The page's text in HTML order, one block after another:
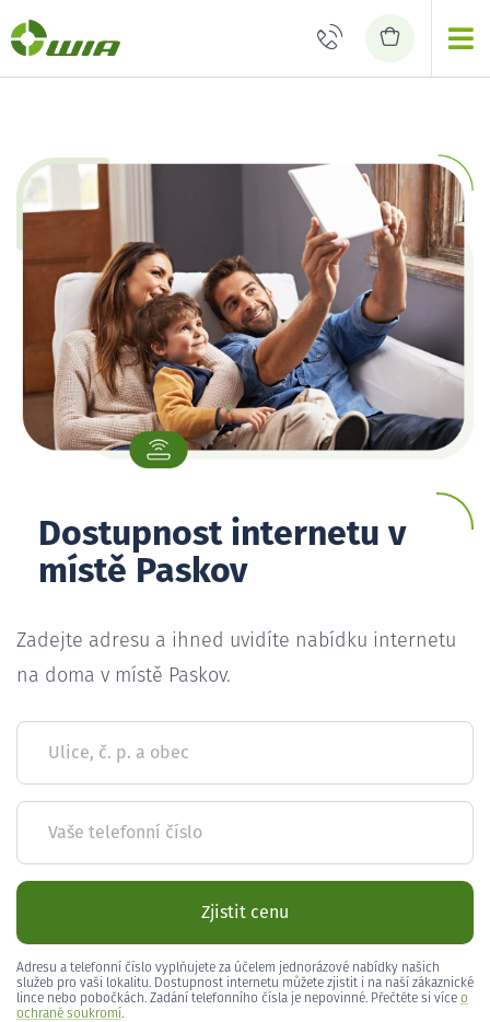
Dostupnost internetu v
místě Paskov
Zadejte adresu a ihned uvidíte nabídku internetu
na doma v místě Paskov.
Ulice, č. p. a obec
Vaše telefonní číslo
Zjistit cenu
Adresu a telefonní číslo vyplňujete za účelem jednorázové nabídky našich
služeb pro vaši lokalitu. Dostupnost internetu můžete zjistit i na naší zákaznické
lince nebo pobočkách. Zadání telefonního čísla je nepovinné. Přečtěte si více o
ochraně soukromí.